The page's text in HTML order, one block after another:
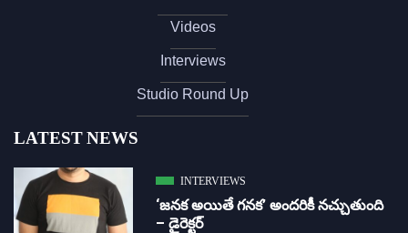
Videos
Interviews
Studio Round Up
LATEST NEWS
INTERVIEWS
‘జ‌న‌క అయితే గ‌న‌క‌’ అందరికీ నచ్చుతుంది
– డైరెక్ట‌ర్